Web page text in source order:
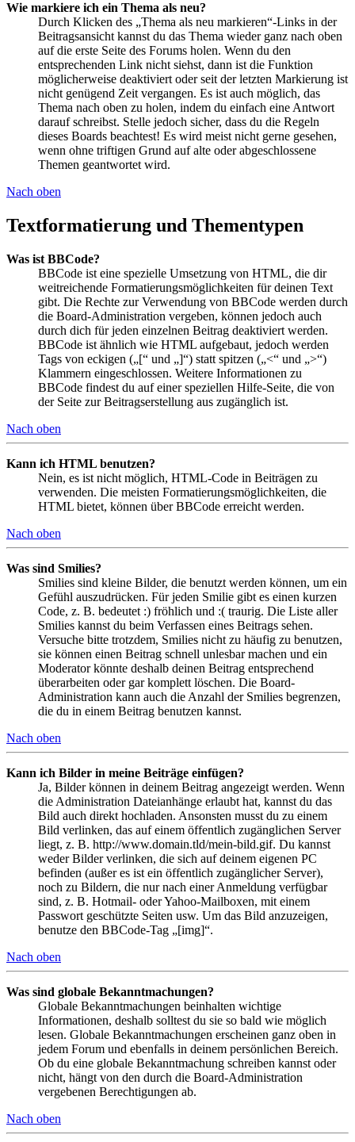
Wie markiere ich ein Thema als neu?
Durch Klicken des „Thema als neu markieren“-Links in der
Beitragsansicht kannst du das Thema wieder ganz nach oben
auf die erste Seite des Forums holen. Wenn du den
entsprechenden Link nicht siehst, dann ist die Funktion
möglicherweise deaktiviert oder seit der letzten Markierung ist
nicht genügend Zeit vergangen. Es ist auch möglich, das
Thema nach oben zu holen, indem du einfach eine Antwort
darauf schreibst. Stelle jedoch sicher, dass du die Regeln
dieses Boards beachtest! Es wird meist nicht gerne gesehen,
wenn ohne triftigen Grund auf alte oder abgeschlossene
Themen geantwortet wird.
Nach oben
Textformatierung und Thementypen
Was ist BBCode?
BBCode ist eine spezielle Umsetzung von HTML, die dir
weitreichende Formatierungsmöglichkeiten für deinen Text
gibt. Die Rechte zur Verwendung von BBCode werden durch
die Board-Administration vergeben, können jedoch auch
durch dich für jeden einzelnen Beitrag deaktiviert werden.
BBCode ist ähnlich wie HTML aufgebaut, jedoch werden
Tags von eckigen („[“ und „]“) statt spitzen („<“ und „>“)
Klammern eingeschlossen. Weitere Informationen zu
BBCode findest du auf einer speziellen Hilfe-Seite, die von
der Seite zur Beitragserstellung aus zugänglich ist.
Nach oben
Kann ich HTML benutzen?
Nein, es ist nicht möglich, HTML-Code in Beiträgen zu
verwenden. Die meisten Formatierungsmöglichkeiten, die
HTML bietet, können über BBCode erreicht werden.
Nach oben
Was sind Smilies?
Smilies sind kleine Bilder, die benutzt werden können, um ein
Gefühl auszudrücken. Für jeden Smilie gibt es einen kurzen
Code, z. B. bedeutet :) fröhlich und :( traurig. Die Liste aller
Smilies kannst du beim Verfassen eines Beitrags sehen.
Versuche bitte trotzdem, Smilies nicht zu häufig zu benutzen,
sie können einen Beitrag schnell unlesbar machen und ein
Moderator könnte deshalb deinen Beitrag entsprechend
überarbeiten oder gar komplett löschen. Die Board-
Administration kann auch die Anzahl der Smilies begrenzen,
die du in einem Beitrag benutzen kannst.
Nach oben
Kann ich Bilder in meine Beiträge einfügen?
Ja, Bilder können in deinem Beitrag angezeigt werden. Wenn
die Administration Dateianhänge erlaubt hat, kannst du das
Bild auch direkt hochladen. Ansonsten musst du zu einem
Bild verlinken, das auf einem öffentlich zugänglichen Server
liegt, z. B. http://www.domain.tld/mein-bild.gif. Du kannst
weder Bilder verlinken, die sich auf deinem eigenen PC
befinden (außer es ist ein öffentlich zugänglicher Server),
noch zu Bildern, die nur nach einer Anmeldung verfügbar
sind, z. B. Hotmail- oder Yahoo-Mailboxen, mit einem
Passwort geschützte Seiten usw. Um das Bild anzuzeigen,
benutze den BBCode-Tag „[img]“.
Nach oben
Was sind globale Bekanntmachungen?
Globale Bekanntmachungen beinhalten wichtige
Informationen, deshalb solltest du sie so bald wie möglich
lesen. Globale Bekanntmachungen erscheinen ganz oben in
jedem Forum und ebenfalls in deinem persönlichen Bereich.
Ob du eine globale Bekanntmachung schreiben kannst oder
nicht, hängt von den durch die Board-Administration
vergebenen Berechtigungen ab.
Nach oben